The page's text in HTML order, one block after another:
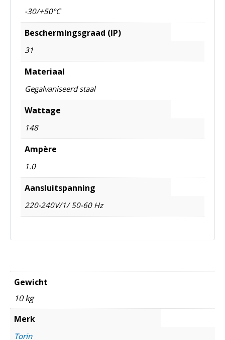
-30/+50ºC
Beschermingsgraad (IP)
31
Materiaal
Gegalvaniseerd staal
Wattage
148
Ampère
1.0
Aansluitspanning
220-240V/1/ 50-60 Hz
Gewicht
10 kg
Merk
Torin